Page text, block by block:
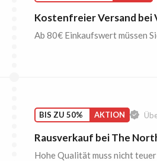
Kostenfreier Versand bei
Ab 80€ Einkaufswert müssen
BIS ZU 50% AKTION
Rausverkauf bei The
Hohe Qualität muss nicht teuer